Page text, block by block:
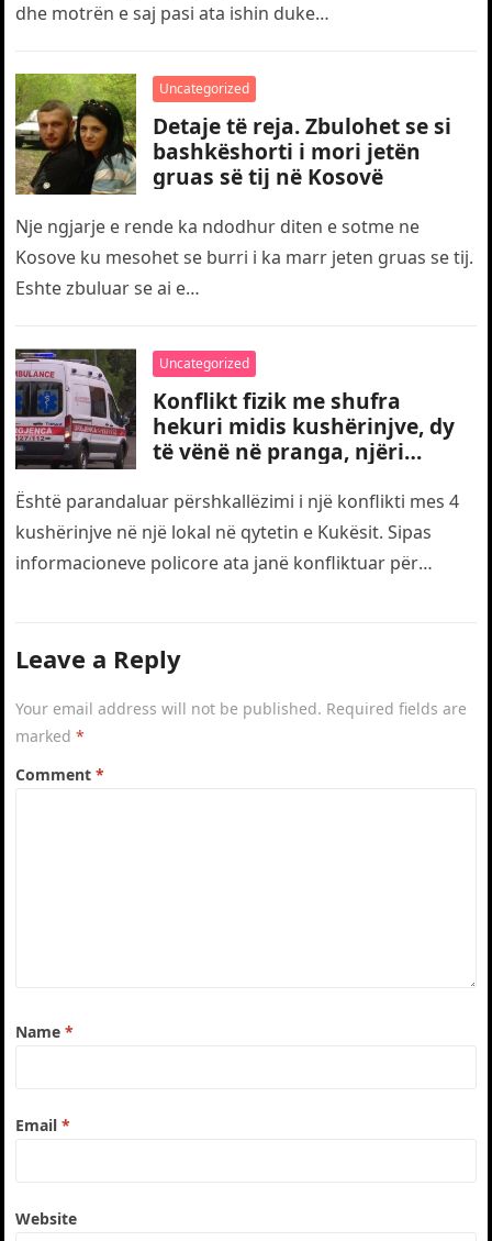
dhe motrën e saj pasi ata ishin duke…
Uncategorized
Detaje të reja. Zbulohet se si
bashkëshorti i mori jetën
gruas së tij në Kosovë
Nje ngjarje e rende ka ndodhur diten e sotme ne
Kosove ku mesohet se burri i ka marr jeten gruas se tij.
Eshte zbuluar se ai e…
Uncategorized
Konflikt fizik me shufra
hekuri midis kushërinjve, dy
të vënë në pranga, njëri
drejt traumës
Është parandaluar përshkallëzimi i një konflikti mes 4
kushërinjve në një lokal në qytetin e Kukësit. Sipas
informacioneve policore ata janë konfliktuar për
Leave a Reply
Your email address will not be published. Required fields are
marked*
Comment*
Name*
Email*
Website